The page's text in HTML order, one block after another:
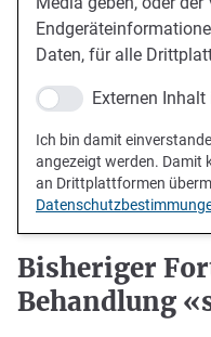
Daten, für alle
Externen
Ich bin damit
angezeigt werden. Damit
an Drittplattformen
Bisheriger
Behandlung